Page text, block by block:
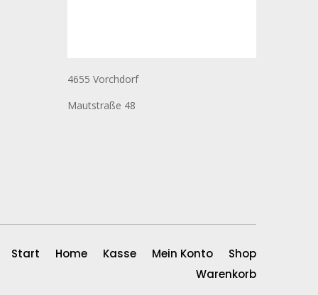
4655 Vorchdorf
Mautstraße 48
Start Home Kasse Mein Konto
Shop
Warenkorb